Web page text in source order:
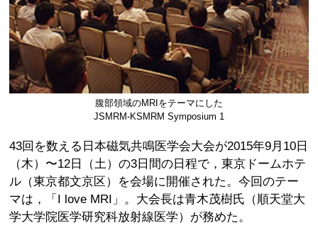
腹部領域のMRIをテーマにした
JSMRM-KSMRM Symposium 1
43回を数える日本磁気共鳴医学会大会が2015年9月10日
（木）〜12日（土）の3日間の日程で，東京ドームホテ
ル（東京都文京区）を会場に開催された。今回のテー
マは，「I love MRI」。大会長は青木茂樹氏（順天堂大
学大学院医学研究科放射線医学）が務めた。